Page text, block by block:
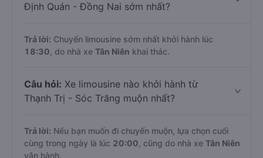
Định Quán - Đồng Nai sớm nhất?
Trả lời: Chuyến limousine sớm nhất khởi hành lúc
18:30 , do nhà xe Tân Niên khai thác.
Câu hỏi: Xe limousine nào khởi hành từ
Thạnh Trị - Sóc Trăng muộn nhất?
Trả lời: Nếu bạn muốn đi chuyến muộn, lựa chọn cuối
cùng trong ngày là lúc 20:00 , cũng do nhà xe Tân Niên
vận hành.